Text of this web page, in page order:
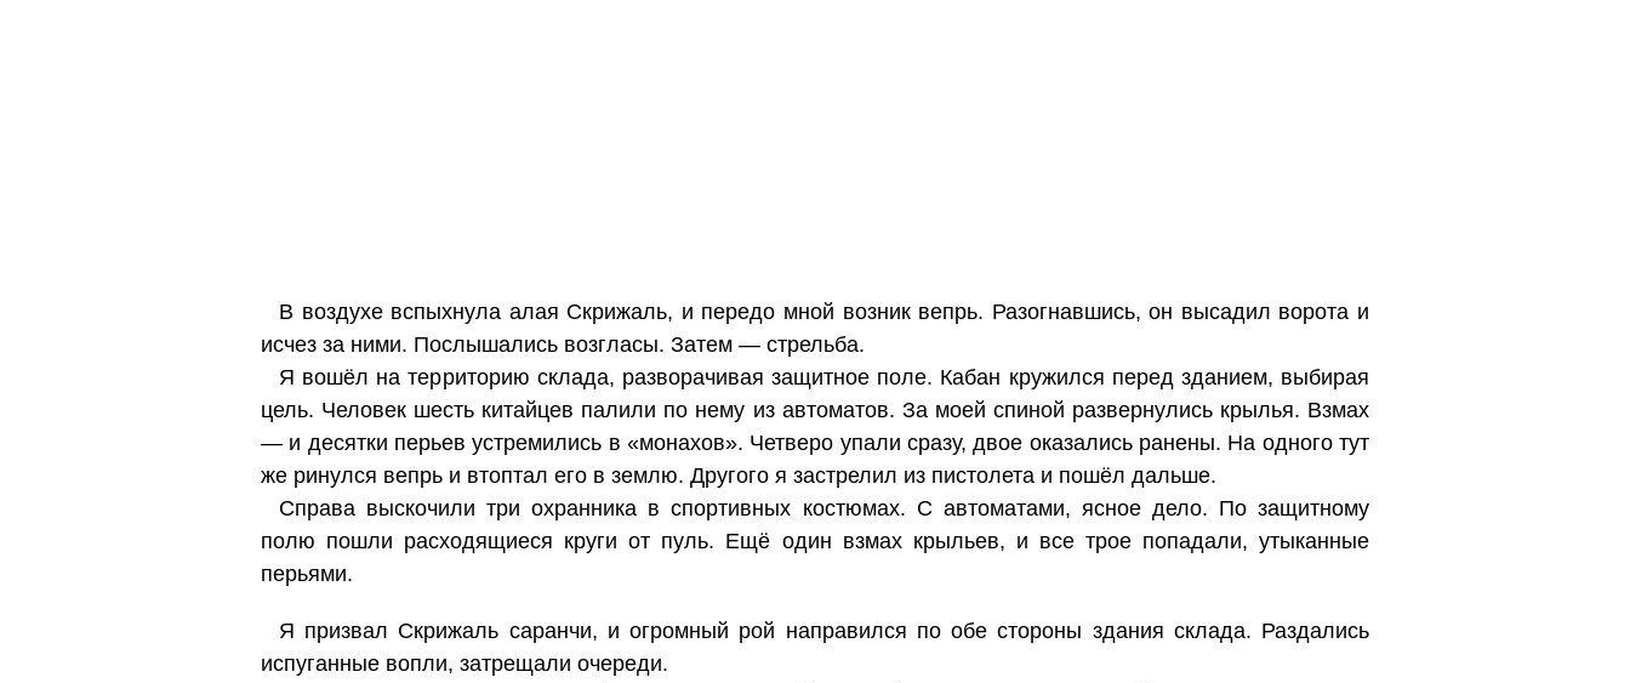
В воздухе вспыхнула алая Скрижаль, и передо мной возник вепрь. Разогнавшись, он высадил ворота и
исчез за ними. Послышались возгласы. Затем — стрельба.
Я вошёл на территорию склада, разворачивая защитное поле. Кабан кружился перед зданием, выбирая
цель. Человек шесть китайцев палили по нему из автоматов. За моей спиной развернулись крылья. Взмах
— и десятки перьев устремились в «монахов». Четверо упали сразу, двое оказались ранены. На одного тут
же ринулся вепрь и втоптал его в землю. Другого я застрелил из пистолета и пошёл дальше.
Справа выскочили три охранника в спортивных костюмах. С автоматами, ясное дело. По защитному
полю пошли расходящиеся круги от пуль. Ещё один взмах крыльев, и все трое попадали, утыканные
перьями.
Я призвал Скрижаль саранчи, и огромный рой направился по обе стороны здания склада. Раздались
испуганные вопли, затрещали очереди.